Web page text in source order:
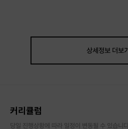
상세정보더보
커리큘럼
당일 진행상황에 따라 일정이 변동될 수 있습니